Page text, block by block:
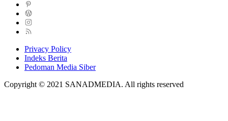
Privacy Policy
Indeks Berita
Pedoman Media Siber
Copyright © 2021 SANADMEDIA. All rights reserved